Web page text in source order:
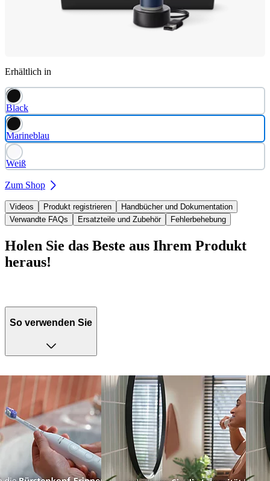
Erhältlich in
Black
Marineblau
Weiß
Zum Shop
Videos Produkt registrieren
Handbücher und Dokumentation
Verwandte FAQs
Ersatzteile und Zubehör Fehlerbehebung
Holen Sie das Beste aus Ihrem Produkt
heraus!
So verwenden Sie